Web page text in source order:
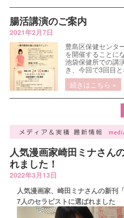
腸活講演のご案内
2021年2月7日
豊島区保健センタ
を開催することに
池袋保健所での講
き、今回で3回目と
続きはこちら »
人気漫画家崎田ミナさん
れました！
2022年3月13日
人気漫画家、崎田ミナさんの新刊
7人のセラピストに選ばれました